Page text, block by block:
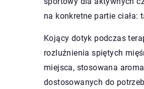
na konkretne partie
Kojący dotyk podczas
rozluźnienia spiętych
miejsca, stosowana
dostosowanych do